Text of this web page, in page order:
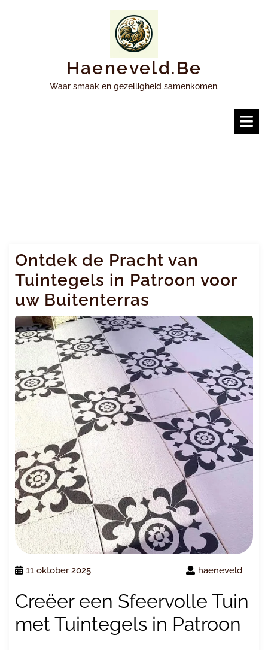
Haeneveld.be
Waar smaak en gezelligheid samenkomen.
Ontdek de Pracht van
Tuintegels in Patroon voor
uw Buitenterras
11 oktober 2025 haeneveld
Creëer een Sfeervolle Tuin
met Tuintegels in Patroon